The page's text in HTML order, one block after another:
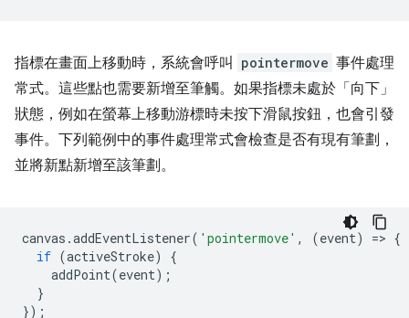
指標在畫面上移動時，系統會呼叫 pointermove 事件處理
常式。這些點也需要新增至筆觸。如果指標未處於「向下」
狀態，例如在螢幕上移動游標時未按下滑鼠按鈕，也會引發
事件。下列範例中的事件處理常式會檢查是否有現有筆劃，
並將新點新增至該筆劃。
canvas .addEventListener( 'pointermove' , (event) => {
if (activeStroke)
{
addPoint(event);
}
});